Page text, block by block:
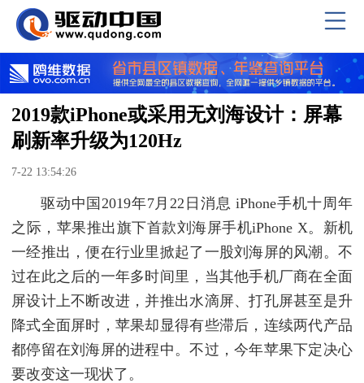
2019款iPhone或采用无刘海设计：屏幕
刷新率升级为120Hz
7-22 13:54:26
驱动中国2019年7月22日消息 iPhone手机十周年
之际，苹果推出旗下首款刘海屏手机iPhone X。新机
一经推出，便在行业里掀起了一股刘海屏的风潮。不
过在此之后的一年多时间里，当其他手机厂商在全面
屏设计上不断改进，并推出水滴屏、打孔屏甚至是升
降式全面屏时，苹果却显得有些滞后，连续两代产品
都停留在刘海屏的进程中。不过，今年苹果下定决心
要改变这一现状了。